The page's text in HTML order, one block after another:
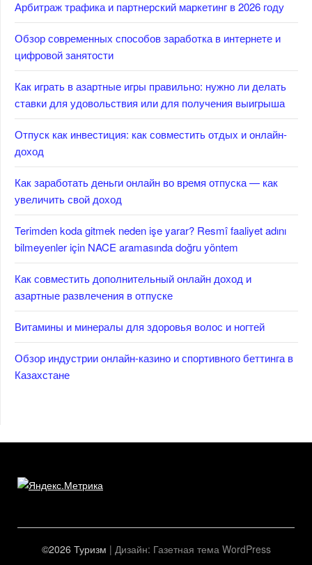
Арбитраж трафика и партнерский маркетинг в 2026 году
Обзор современных способов заработка в интернете и
цифровой занятости
Как играть в азартные игры правильно: нужно ли делать
ставки для удовольствия или для получения выигрыша
Отпуск как инвестиция: как совместить отдых и онлайн-
доход
Как заработать деньги онлайн во время отпуска — как
увеличить свой доход
Terimden koda gitmek neden işe yarar? Resmî faaliyet adını
bilmeyenler için NACE aramasında doğru yöntem
Как совместить дополнительный онлайн доход и
азартные развлечения в отпуске
Витамины и минералы для здоровья волос и ногтей
Обзор индустрии онлайн-казино и спортивного беттинга в
Казахстане
©2026 Туризм | Дизайн: Газетная тема WordPress